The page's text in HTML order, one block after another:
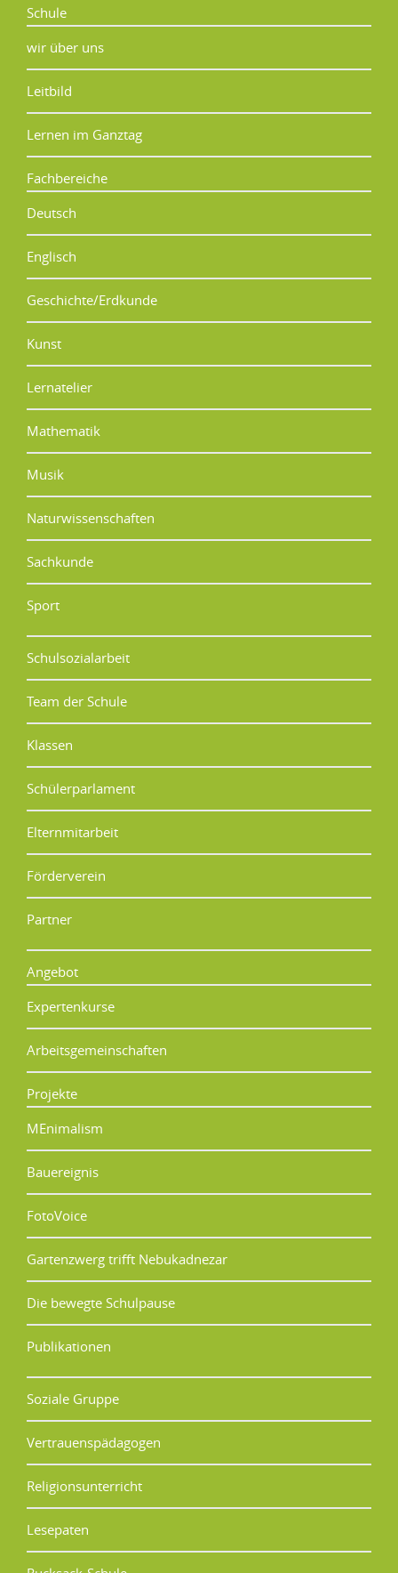
Schule
wir über uns
Leitbild
Lernen im Ganztag
Fachbereiche
Deutsch
Englisch
Geschichte/Erdkunde
Kunst
Lernatelier
Mathematik
Musik
Naturwissenschaften
Sachkunde
Sport
Schulsozialarbeit
Team der Schule
Klassen
Schülerparlament
Elternmitarbeit
Förderverein
Partner
Angebot
Expertenkurse
Arbeitsgemeinschaften
Projekte
MEnimalism
Bauereignis
FotoVoice
Gartenzwerg trifft Nebukadnezar
Die bewegte Schulpause
Publikationen
Soziale Gruppe
Vertrauenspädagogen
Religionsunterricht
Lesepaten